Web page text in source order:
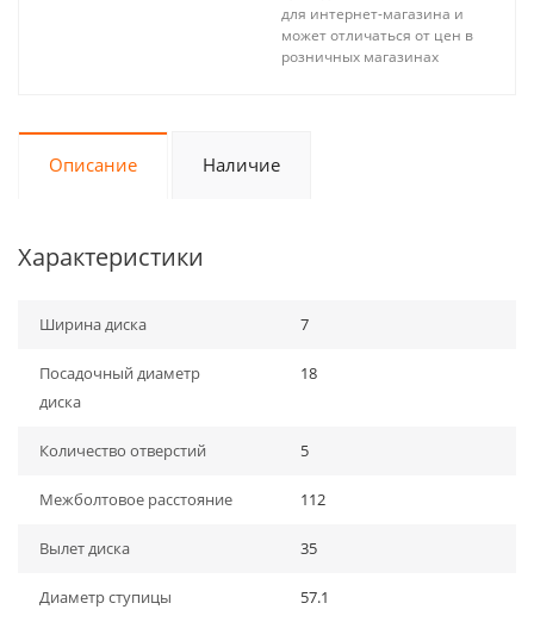
для интернет-магазина и
может отличаться от цен в
розничных магазинах
Описание Наличие
Характеристики
Ширина диска 7
Посадочный диаметр
диска
18
Количество отверстий 5
Межболтовое расстояние 112
Вылет диска 35
Диаметр ступицы 57.1